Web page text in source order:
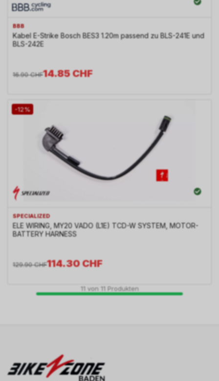
BBB
Kabel E-Strike Bosch BES3 1.20m passend zu BLS-241E und
BLS-242E
14.85CHF
16.90 CHF
-12%
SPECIALIZED
ELE WIRING, MY20 VADO (L1E) TCD-W SYSTEM, MOTOR-
BATTERY HARNESS
114.30CHF
129.90 CHF
11 von 11 Produkten